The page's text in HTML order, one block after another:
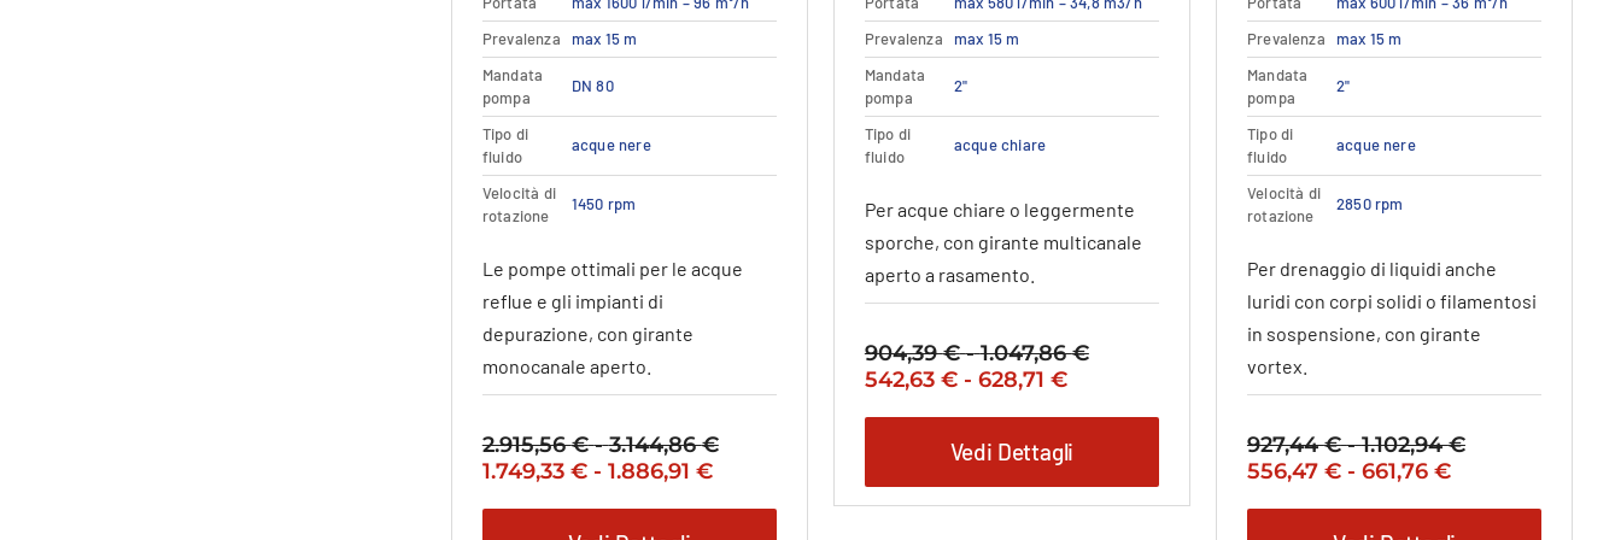
ha
più
varianti.
Le
opzioni
possono
essere
scelte
del
prodotto
Prevalenza
max 15 m
Mandata
pompa
DN 80
Tipo di
fluido
acque nere
Velocità di
rotazione
1450 rpm
Le pompe ottimali per le acque
reflue e gli impianti di
depurazione, con girante
monocanale aperto.
2.915,56€ - 3.144,86€Fascia
Il
1.749,33 € - 1.886,91 €Fascia
Il
ha
più
varianti.
opzioni
possono
scelte
nella
pagina
del
prodotto
Prevalenza
max 15 m
Mandata
pompa
2"
Tipo di
fluido
acque chiare
Per acque chiare o leggermente
sporche, con girante multicanale
aperto a rasamento.
904,39€ - 1.047,86€Fascia
a
1.047,86 €
Il
904,39 €
-
542,63 € - 628,71 €Fascia
da
542,63 €
a
Il
è:
542,63 €
-
Vedi Dettagli
ha
più
varianti.
opzioni
possono
essere
scelte
del
prodotto
Prevalenza
max 15 m
Mandata
pompa
2"
Tipo di
fluido
acque nere
Velocità di
rotazione
2850 rpm
Per drenaggio di liquidi anche
luridi con corpi solidi o filamentosi
in sospensione, con girante
vortex.
927,44€ - 1.102,94€Fascia
Il
556,47 € - 661,76 €Fascia
Il